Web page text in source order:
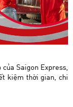
Saigon Express,
kiệm thời gian, chi